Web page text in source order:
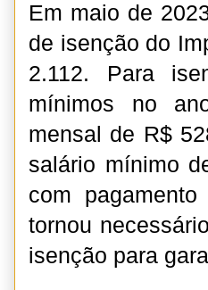
Em maio de
de isenção do
2.112. Para
mínimos no
mensal de R$
salário mínimo
com
tornou
isenção para